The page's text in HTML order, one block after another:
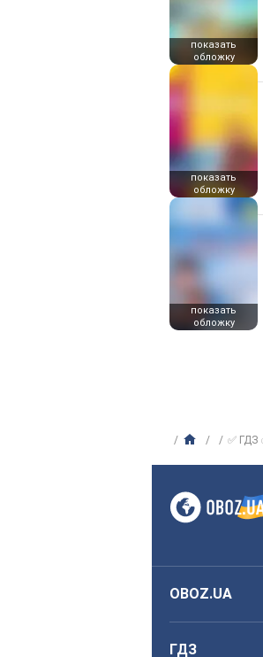
показать
обложку
показать
обложку
показать
обложку
✅ ГДЗ
OBOZ.UA
ГДЗ